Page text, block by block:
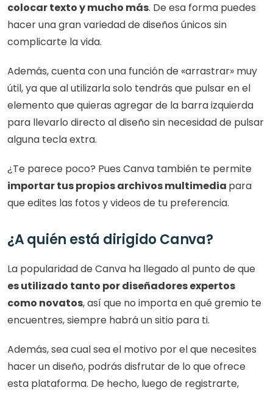
colocar texto y mucho más. De esa forma puedes
hacer una gran variedad de diseños únicos sin
complicarte la vida.
Además, cuenta con una función de «arrastrar» muy
útil, ya que al utilizarla solo tendrás que pulsar en el
elemento que quieras agregar de la barra izquierda
para llevarlo directo al diseño sin necesidad de pulsar
alguna tecla extra.
¿Te parece poco? Pues Canva también te permite
importar tus propios archivos multimedia para
que edites las fotos y videos de tu preferencia.
¿A quién está dirigido Canva?
La popularidad de Canva ha llegado al punto de que
es utilizado tanto por diseñadores expertos
como novatos, así que no importa en qué gremio te
encuentres, siempre habrá un sitio para ti.
Además, sea cual sea el motivo por el que necesites
hacer un diseño, podrás disfrutar de lo que ofrece
esta plataforma. De hecho, luego de registrarte,